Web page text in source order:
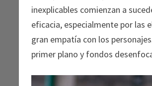
inexplicables comienzan a
eficacia, especialmente por las
gran empatía con los
primer plano y fondos